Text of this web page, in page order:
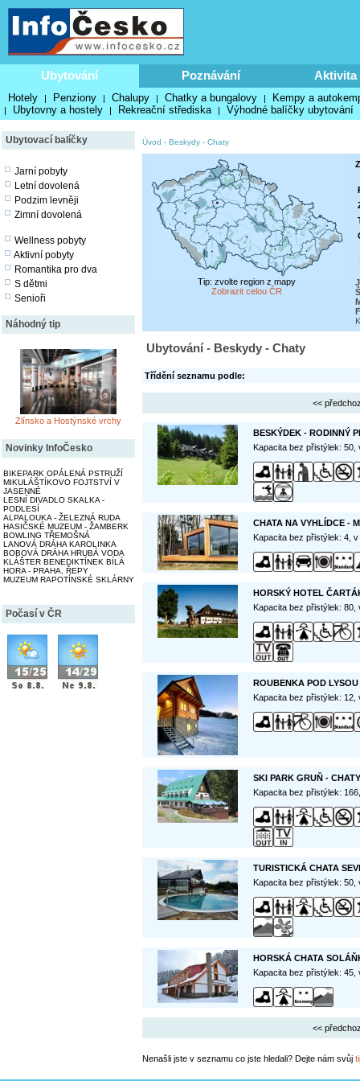
Ubytování Poznávání Aktivita
Hotely | Penziony | Chalupy | Chatky a bungalovy | Kempy a
| Ubytovny a hostely | Rekreační střediska | Výhodné balíčky ubytování
Ubytovací balíčky
Jarní pobyty
Letní dovolená
Podzim levněji
Zimní dovolená
Wellness pobyty
Aktivní pobyty
Romantika pro dva
S dětmi
Senioři
Náhodný tip
Zlínsko a Hostýnské vrchy
Novinky InfoČesko
BIKEPARK OPÁLENÁ PSTRUŽÍ
MIKULÁŠTÍKOVO FOJTSTVÍ V
JASENNÉ
LESNÍ DIVADLO SKALKA -
PODLESÍ
ALPALOUKA - ŽELEZNÁ RUDA
HASIČSKÉ MUZEUM - ŽAMBERK
BOWLING TŘEMOŠNÁ
LANOVÁ DRÁHA KAROLINKA
BOBOVÁ DRÁHA HRUBÁ VODA
KLÁŠTER BENEDIKTÍNEK BÍLÁ
HORA - PRAHA, ŘEPY
MUZEUM RAPOTÍNSKÉ SKLÁRNY
Počasí v ČR
Úvod - Beskydy - Chaty
Tip: zvolte region z mapy
Zobrazit celou ČR
Ubytování - Beskydy - Chaty
Třídění seznamu podle:
<<
BESKÝDEK - RODINNÝ
Kapacita bez přistýlek:
CHATA NA VYHLÍDCE -
Kapacita bez přistýlek: 4,
HORSKÝ HOTEL
Kapacita bez přistýlek:
ROUBENKA POD
Kapacita bez přistýlek:
SKI PARK GRUŇ - CHATY
Kapacita bez přistýlek:
TURISTICKÁ CHATA
Kapacita bez přistýlek:
HORSKÁ CHATA
Kapacita bez přistýlek:
<<
Nenašli jste v seznamu co jste hledali? Dejte nám svůj